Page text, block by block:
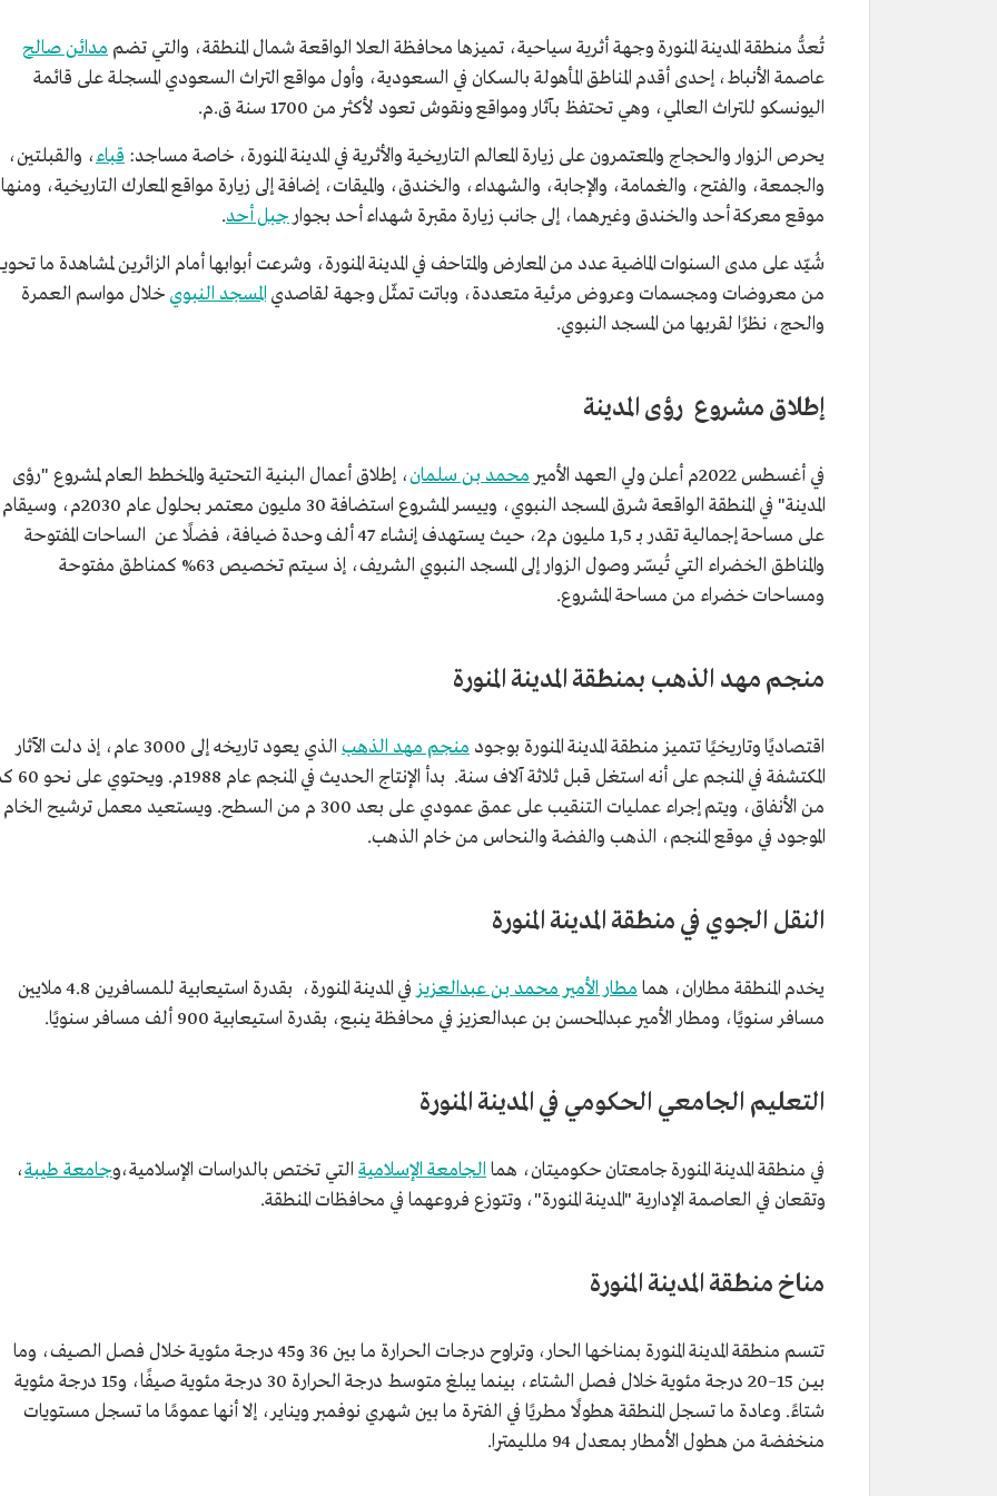
تُعدُّ منطقة المدينة المنورة وجهة أثرية سياحية، تميزها محافظة العلا الواقعة شمال المنطقة، والتي تضم مدائن صالح
عاصمة الأنباط، إحدى أقدم المناطق المأهولة بالسكان في السعودية، وأول مواقع التراث السعودي المسجلة على قائمة
اليونسكو للتراث العالمي، وهي تحتفظ بآثار ومواقع ونقوش تعود لأكثر من 1700 سنة ق.م.
يحرص الزوار والحجاج والمعتمرون على زيارة المعالم التاريخية والأثرية في المدينة المنورة، خاصة مساجد: قباء، والقبلتين،
والجمعة، والفتح، والغمامة، والإجابة، والشهداء، والخندق، والميقات، إضافة إلى زيارة مواقع المعارك التاريخية، ومنها
موقع معركة أحد والخندق وغيرهما، إلى جانب زيارة مقبرة شهداء أحد بجوار جبل أحد.
شُيّد على مدى السنوات الماضية عدد من المعارض والمتاحف في المدينة المنورة، وشرعت أبوابها أمام الزائرين لمشاهدة ما
من معروضات ومجسمات وعروض مرئية متعددة، وباتت تمثّل وجهة لقاصدي المسجد النبوي خلال مواسم العمرة
والحج، نظرًا لقربها من المسجد النبوي.
إطلاق مشروع رؤى المدينة
في أغسطس 2022م أعلن ولي العهد الأمير محمد بن سلمان، إطلاق أعمال البنية التحتية والمخطط العام لمشروع "رؤى
المدينة" في المنطقة الواقعة شرق المسجد النبوي، وييسر المشروع استضافة 30 مليون معتمر بحلول عام 2030م، وسيقام
على مساحة إجمالية تقدر بـ 1,5 مليون م2، حيث يستهدف إنشاء 47 ألف وحدة ضيافة، فضلًا عن الساحات المفتوحة
والمناطق الخضراء التي تُيسّر وصول الزوار إلى المسجد النبوي الشريف، إذ سيتم تخصيص 63% كمناطق مفتوحة
ومساحات خضراء من مساحة المشروع.
منجم مهد الذهب بمنطقة المدينة المنورة
اقتصاديًا وتاريخيًا تتميز منطقة المدينة المنورة بوجود منجم مهد الذهب
الذي يعود تاريخه إلى 3000 عام، إذ دلت الآثار
المكتشفة في المنجم على أنه استغل قبل ثلاثة
من الأنفاق، ويتم إجراء عمليات التنقيب على عمق عمودي على بعد 300 م من السطح. ويستعيد معمل ترشيح الخام
الموجود في موقع المنجم، الذهب والفضة والنحاس من خام الذهب.
النقل الجوي في منطقة المدينة المنورة
يخدم المنطقة مطاران، هما مطار الأمير محمد بن عبدالعزيز
في المدينة المنورة، بقدرة استيعابية للمسافرين 4.8 ملايين
مسافر سنويًا، ومطار الأمير عبدالمحسن بن عبدالعزيز في محافظة ينبع، بقدرة استيعابية 900 ألف مسافر سنويًا.
التعليم الجامعي الحكومي في المدينة المنورة
في منطقة المدينة المنورة جامعتان حكوميتان، هما الجامعة الإسلامية التي تختص بالدراسات الإسلامية،وجامعة طيبة،
وتقعان في العاصمة الإدارية "المدينة المنورة"، وتتوزع فروعهما في محافظات المنطقة.
مناخ منطقة المدينة المنورة
تتسم منطقة المدينة المنورة بمناخها الحار، وتراوح درجـات الحـرارة مـا بين 36 و45 درجـة مئويـة خلال فصـل الصـيف، وما
بيـن 15–20 درجة مئوية خلال فصل الشتاء، بينما يبلغ متوسط درجة الحرارة 30 درجة مئوية صيفًا، و15 درجة مئوية
شتاءً. وعادة ما تسجل المنطقة هطولًا مطريًا في الفترة ما بين شهري نوفمبر ويناير، إلا أنها عمومًا ما تسجل مستويات
منخفضة من هطول الأمطار بمعدل 94 ملليمترا.